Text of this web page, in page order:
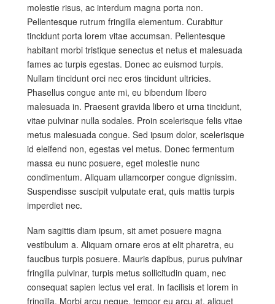
molestie risus, ac interdum magna porta non.
Pellentesque rutrum fringilla elementum. Curabitur
tincidunt porta lorem vitae accumsan. Pellentesque
habitant morbi tristique senectus et netus et malesuada
fames ac turpis egestas. Donec ac euismod turpis.
Nullam tincidunt orci nec eros tincidunt ultricies.
Phasellus congue ante mi, eu bibendum libero
malesuada in. Praesent gravida libero et urna tincidunt,
vitae pulvinar nulla sodales. Proin scelerisque felis vitae
metus malesuada congue. Sed ipsum dolor, scelerisque
id eleifend non, egestas vel metus. Donec fermentum
massa eu nunc posuere, eget molestie nunc
condimentum. Aliquam ullamcorper congue dignissim.
Suspendisse suscipit vulputate erat, quis mattis turpis
imperdiet nec.
Nam sagittis diam ipsum, sit amet posuere magna
vestibulum a. Aliquam ornare eros at elit pharetra, eu
faucibus turpis posuere. Mauris dapibus, purus pulvinar
fringilla pulvinar, turpis metus sollicitudin quam, nec
consequat sapien lectus vel erat. In facilisis et lorem in
fringilla. Morbi arcu neque, tempor eu arcu at, aliquet